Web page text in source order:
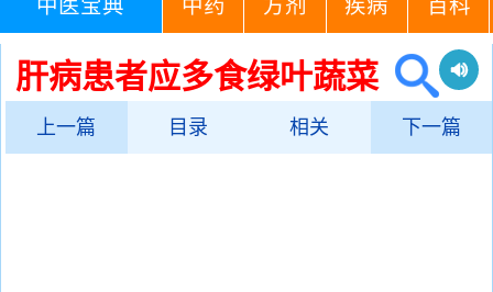
中医宝典 中药 方剂 疾病 百科
肝病患者应多食绿叶蔬菜
上一篇 目录 相关 下一篇